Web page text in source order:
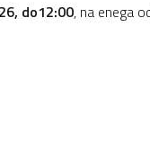
do12:00, na enega